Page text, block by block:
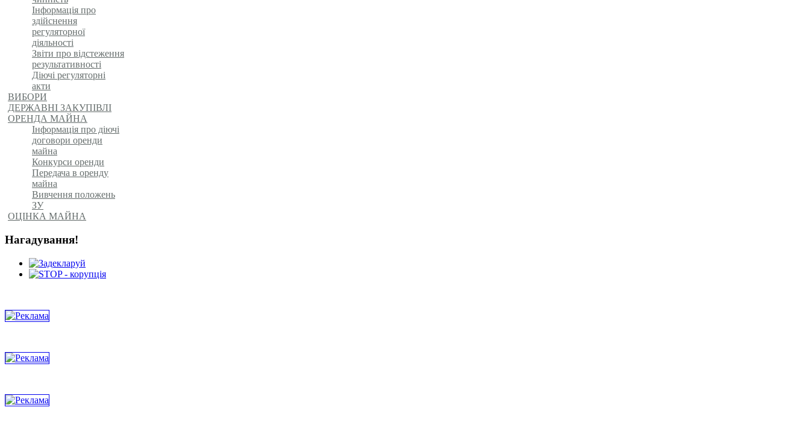
Інформація про
здійснення
регуляторної
діяльності
Звіти про відстеження
результативності
Діючі регуляторні
акти
ВИБОРИ
ДЕРЖАВНІ ЗАКУПІВЛІ
ОРЕНДА МАЙНА
Інформація про діючі
договори оренди
майна
Конкурси оренди
Передача в оренду
майна
Вивчення положень
ЗУ
ОЦІНКА МАЙНА
Нагадування!